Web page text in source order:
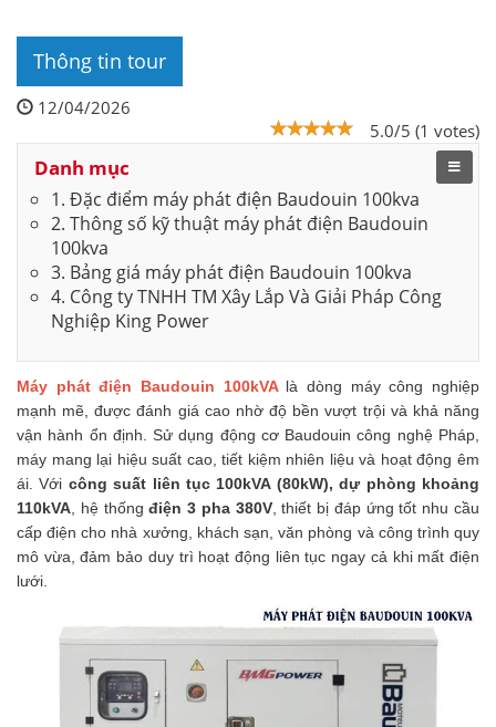
Thông tin tour
12/04/2026
5.0/5 (1 votes)
Danh mục
1. Đặc điểm máy phát điện Baudouin 100kva
2. Thông số kỹ thuật máy phát điện Baudouin
100kva
3. Bảng giá máy phát điện Baudouin 100kva
4. Công ty TNHH TM Xây Lắp Và Giải Pháp Công
Nghiệp King Power
Máy phát điện Baudouin 100kVA là dòng máy công nghiệp
mạnh mẽ, được đánh giá cao nhờ độ bền vượt trội và khả năng
vận hành ổn định. Sử dụng động cơ Baudouin công nghệ Pháp,
máy mang lại hiệu suất cao, tiết kiệm nhiên liệu và hoạt động êm
ái. Với công suất liên tục 100kVA (80kW), dự phòng khoảng
110kVA, hệ thốngđiện 3 pha 380V, thiết bị đáp ứng tốt nhu cầu
cấp điện cho nhà xưởng, khách sạn, văn phòng và công trình quy
mô vừa, đảm bảo duy trì hoạt động liên tục ngay cả khi mất điện
lưới.